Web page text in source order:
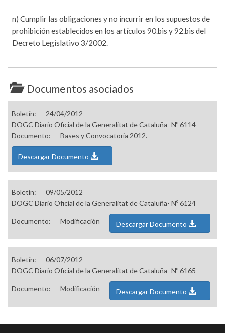
n) Cumplir las obligaciones y no incurrir en los supuestos de
prohibición establecidos en los artículos 90.bis y 92.bis del
Decreto Legislativo 3/2002.
Documentos asociados
Boletín:
24/04/2012
DOGC Diario Oficial de la Generalitat de Cataluña- Nº 6114
Documento:
Bases y Convocatoria 2012.
Descargar Documento
Boletín:
09/05/2012
DOGC Diario Oficial de la Generalitat de Cataluña- Nº 6124
Documento: Modificación Descargar Documento
Boletín:
06/07/2012
DOGC Diario Oficial de la Generalitat de Cataluña- Nº 6165
Documento: Modificación Descargar Documento